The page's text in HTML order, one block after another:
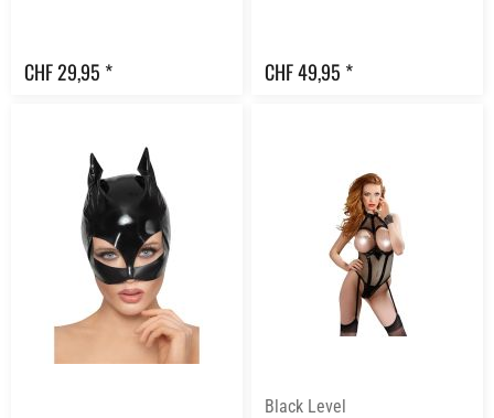
CHF 29,95 * CHF 49,95 *
Black Level